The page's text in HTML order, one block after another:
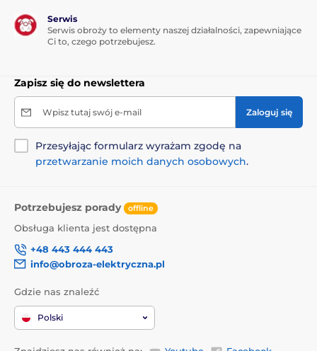
Serwis
Serwis obroży to elementy naszej działalności, zapewniające
Ci to, czego potrzebujesz.
Zapisz się do newslettera
Wpisz tutaj swój e-mail Zaloguj się
Przesyłając formularz wyrażam zgodę na
przetwarzanie moich danych osobowych.
Potrzebujesz porady offline
Obsługa klienta jest dostępna
+48 443 444 443
info@obroza-elektryczna.pl
Gdzie nas znaleźć
Polski